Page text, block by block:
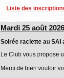
Liste des
Mardi 25 août 2026
Soirée raclette au SAI
Le Club vous propose
Merci de bien vouloir